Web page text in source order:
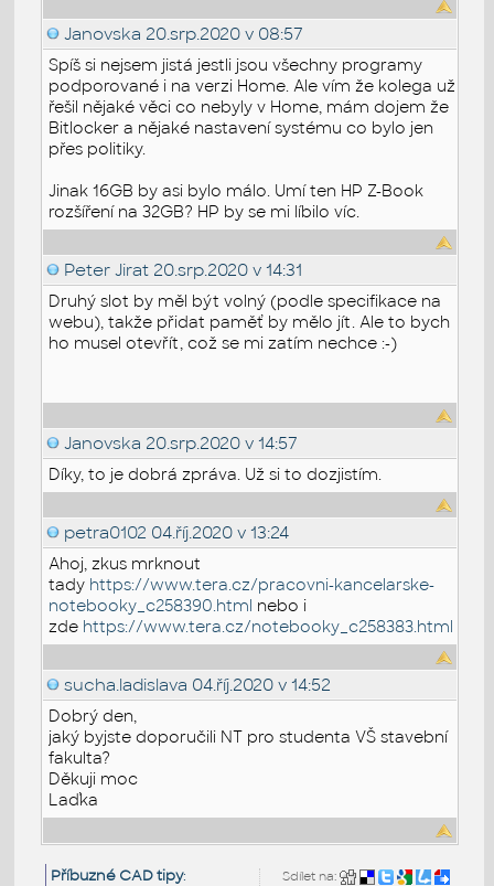
Janovska 20.srp.2020 v 08:57
Spíš si nejsem jistá jestli jsou všechny programy
podporované i na verzi Home. Ale vím že kolega už
řešil nějaké věci co nebyly v Home, mám dojem že
Bitlocker a nějaké nastavení systému co bylo jen
přes politiky.
Jinak 16GB by asi bylo málo. Umí ten HP Z-Book
rozšíření na 32GB? HP by se mi líbilo víc.
Peter Jirat 20.srp.2020 v 14:31
Druhý slot by měl být volný (podle specifikace na
webu), takže přidat paměť by mělo jít. Ale to bych
ho musel otevřít, což se mi zatím nechce :-)
Janovska 20.srp.2020 v 14:57
Díky, to je dobrá zpráva. Už si to dozjistím.
petra0102 04.říj.2020 v 13:24
Ahoj, zkus mrknout
tady https://www.tera.cz/pracovni-kancelarske-
notebooky_c258390.html nebo i
zde https://www.tera.cz/notebooky_c258383.html
sucha.ladislava 04.říj.2020 v 14:52
Dobrý den,
jaký byjste doporučili NT pro studenta VŠ stavební
fakulta?
Děkuji moc
Laďka
Sdílet na:
Příbuzné CAD tipy: